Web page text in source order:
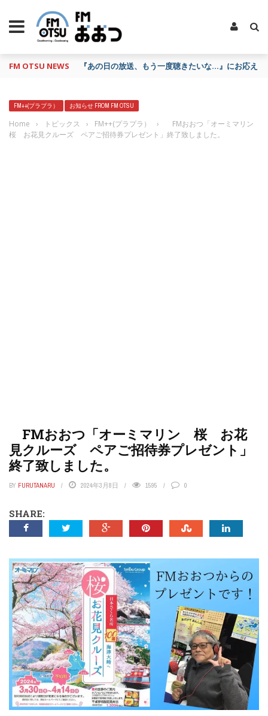
FM OTSU NEWS FM おおつ、聴き逃し番組配信サービス「shelfs」を
FM++(プラプラ） お知らせ FROM FM OTSU
Home › トピックス › FM++(プラプラ） ›
FMおおつ「オーミマリン
桜 お花見クルーズ ペアご招待券プレゼント」終了致しました。
FMおおつ「オーミマリン 桜 お花
見クルーズ ペアご招待券プレゼント」
終了致しました。
BY FURUTANARU 2024年3月8日 1595 0
SHARE: